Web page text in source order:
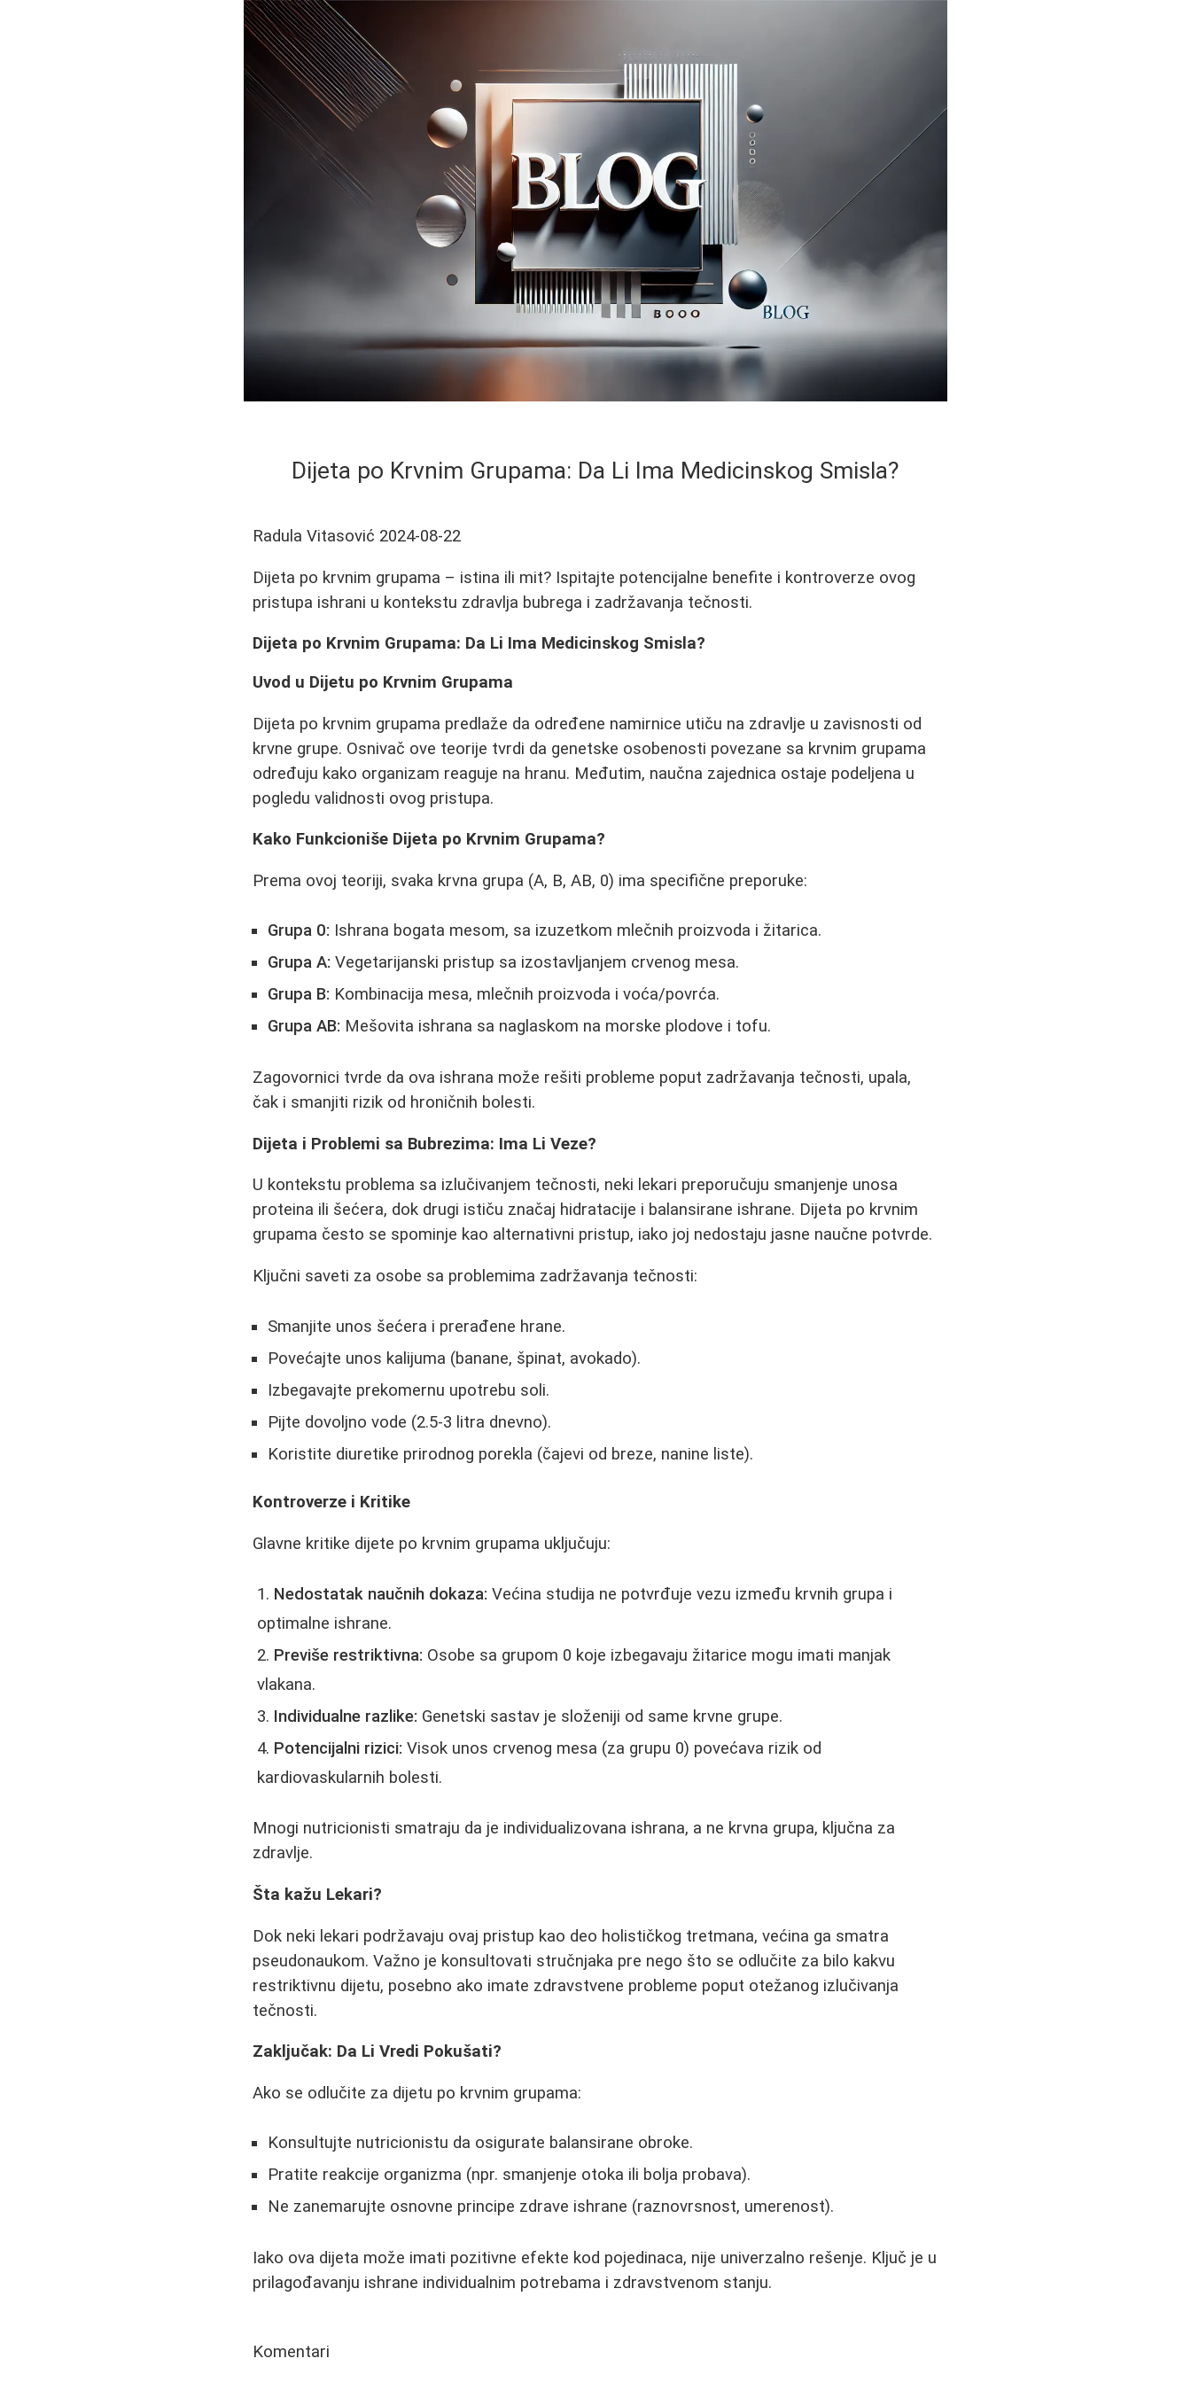
Dijeta po Krvnim Grupama: Da Li Ima Medicinskog Smisla?
Radula Vitasović 2024-08-22
Dijeta po krvnim grupama – istina ili mit? Ispitajte potencijalne benefite i kontroverze ovog
pristupa ishrani u kontekstu zdravlja bubrega i zadržavanja tečnosti.
Dijeta po Krvnim Grupama: Da Li Ima Medicinskog Smisla?
Uvod u Dijetu po Krvnim Grupama
Dijeta po krvnim grupama predlaže da određene namirnice utiču na zdravlje u zavisnosti od
krvne grupe. Osnivač ove teorije tvrdi da genetske osobenosti povezane sa krvnim grupama
određuju kako organizam reaguje na hranu. Međutim, naučna zajednica ostaje podeljena u
pogledu validnosti ovog pristupa.
Kako Funkcioniše Dijeta po Krvnim Grupama?
Prema ovoj teoriji, svaka krvna grupa (A, B, AB, 0) ima specifične preporuke:
Grupa 0: Ishrana bogata mesom, sa izuzetkom mlečnih proizvoda i žitarica.
Grupa A: Vegetarijanski pristup sa izostavljanjem crvenog mesa.
Grupa B: Kombinacija mesa, mlečnih proizvoda i voća/povrća.
Grupa AB: Mešovita ishrana sa naglaskom na morske plodove i tofu.
Zagovornici tvrde da ova ishrana može rešiti probleme poput zadržavanja tečnosti, upala,
čak i smanjiti rizik od hroničnih bolesti.
Dijeta i Problemi sa Bubrezima: Ima Li Veze?
U kontekstu problema sa izlučivanjem tečnosti, neki lekari preporučuju smanjenje unosa
proteina ili šećera, dok drugi ističu značaj hidratacije i balansirane ishrane. Dijeta po krvnim
grupama često se spominje kao alternativni pristup, iako joj nedostaju jasne naučne potvrde.
Ključni saveti za osobe sa problemima zadržavanja tečnosti:
Smanjite unos šećera i prerađene hrane.
Povećajte unos kalijuma (banane, špinat, avokado).
Izbegavajte prekomernu upotrebu soli.
Pijte dovoljno vode (2.5-3 litra dnevno).
Koristite diuretike prirodnog porekla (čajevi od breze, nanine liste).
Kontroverze i Kritike
Glavne kritike dijete po krvnim grupama uključuju:
Nedostatak naučnih dokaza: Većina studija ne potvrđuje vezu između krvnih grupa i
optimalne ishrane.
Previše restriktivna: Osobe sa grupom 0 koje izbegavaju žitarice mogu imati manjak
vlakana.
Individualne razlike: Genetski sastav je složeniji od same krvne grupe.
Potencijalni rizici: Visok unos crvenog mesa (za grupu 0) povećava rizik od
kardiovaskularnih bolesti.
Mnogi nutricionisti smatraju da je individualizovana ishrana, a ne krvna grupa, ključna za
zdravlje.
Šta kažu Lekari?
Dok neki lekari podržavaju ovaj pristup kao deo holističkog tretmana, većina ga smatra
pseudonaukom. Važno je konsultovati stručnjaka pre nego što se odlučite za bilo kakvu
restriktivnu dijetu, posebno ako imate zdravstvene probleme poput otežanog izlučivanja
tečnosti.
Zaključak: Da Li Vredi Pokušati?
Ako se odlučite za dijetu po krvnim grupama:
Konsultujte nutricionistu da osigurate balansirane obroke.
Pratite reakcije organizma (npr. smanjenje otoka ili bolja probava).
Ne zanemarujte osnovne principe zdrave ishrane (raznovrsnost, umerenost).
Iako ova dijeta može imati pozitivne efekte kod pojedinaca, nije univerzalno rešenje. Ključ je u
prilagođavanju ishrane individualnim potrebama i zdravstvenom stanju.
Komentari